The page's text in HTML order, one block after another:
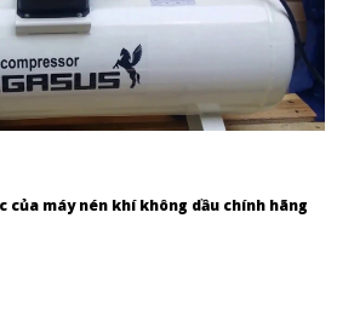
của máy nén khí không dầu chính hãng